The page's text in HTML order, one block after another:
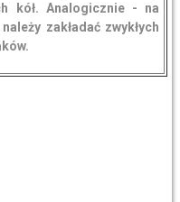
kół. Analogicznie - na
zakładać zwykłych